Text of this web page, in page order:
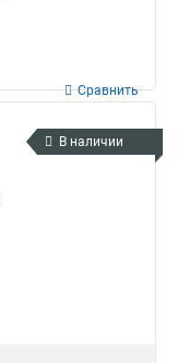
Сравнить
В наличии